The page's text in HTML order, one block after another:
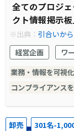
全てのプロジ
クト情報掲示
コントロール
※出典： 引合いか
フロー化【エクサ
経営企画
ワ
業務・情報を可視
コンプライアンス
卸売 301名-